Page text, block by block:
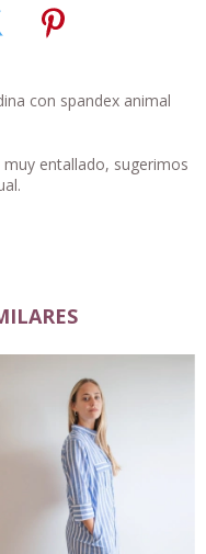
con spandex animal
entallado, sugerimos